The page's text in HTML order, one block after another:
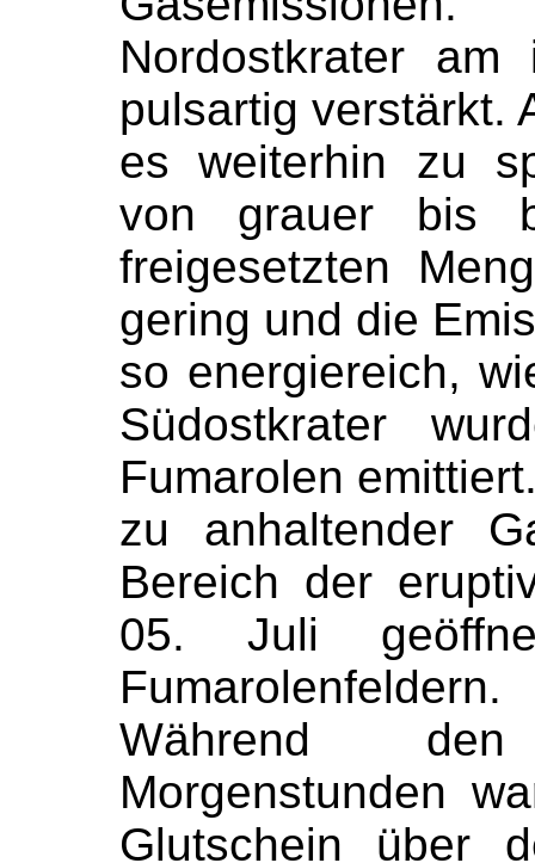
Nordostkrater
pulsartig verstärkt.
es weiterhin zu
von grauer bis
freigesetzten
gering und die
so energiereich,
Südostkrater
Fumarolen
zu anhaltender
Bereich der
05. Juli
Fumarolenfeldern.
Während
Morgenstunden
Glutschein über